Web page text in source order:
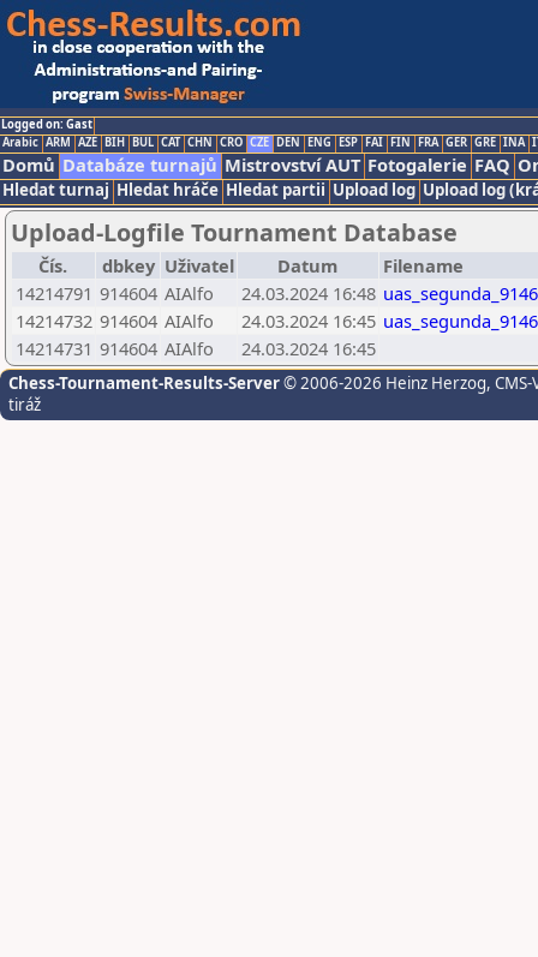
Logged on: Gast
Arabic ARM AZE BIH BUL CAT CHN CRO CZE DEN ENG ESP FAI FIN FRA GER GRE INA
Domů Databáze turnajů Mistrovství AUT Fotogalerie FAQ
Hledat turnaj Hledat hráče Hledat partii Upload log Upload log
Upload-Logfile Tournament Database
Čís. dbkey Uživatel Datum
Filename
14214791 914604 AIAlfo 24.03.2024 16:48
14214732 914604 AIAlfo 24.03.2024 16:45
14214731 914604 AIAlfo 24.03.2024 16:45
Chess-Tournament-Results-Server© 2006-2026 Heinz Herzog,
tiráž